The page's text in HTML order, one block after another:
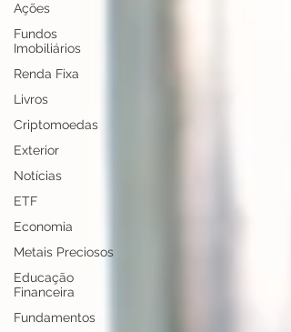
Ações
Fundos
Imobiliários
Renda Fixa
Livros
Criptomoedas
Exterior
Notícias
ETF
Economia
Metais Preciosos
Educação
Financeira
Fundamentos